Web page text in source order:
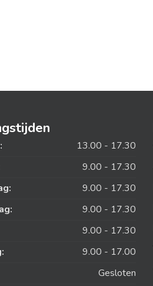
13.00 - 17.30
9.00 - 17.30
9.00 - 17.30
9.00 - 17.30
9.00 - 17.30
9.00 - 17.00
Gesloten